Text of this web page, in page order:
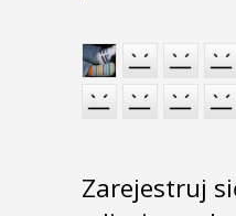
Zarejestruj